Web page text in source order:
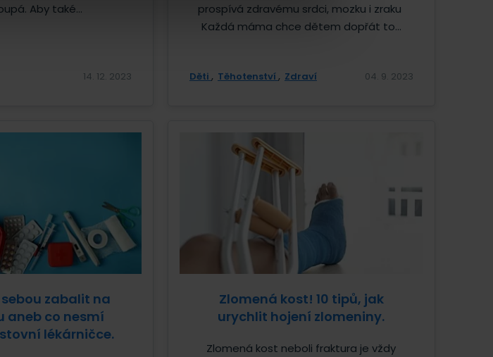
Aby také...
14. 12. 2023
prospívá zdravému srdci, mozku i zraku
Každá máma chce dětem dopřát to...
Děti Těhotenství Zdraví 04. 9. 2023
zabalit na
aneb co nesmí
lékárničce.
Zlomená kost! 10 tipů, jak
urychlit hojení zlomeniny.
Zlomená kost neboli fraktura je vždy